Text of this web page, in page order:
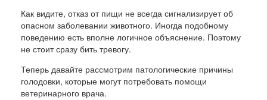
Как видите, отказ от пищи не всегда сигнализирует об
опасном заболевании животного. Иногда подобному
поведению есть вполне логичное объяснение. Поэтому
не стоит сразу бить тревогу.
Теперь давайте рассмотрим патологические причины
голодовки, которые могут потребовать помощи
ветеринарного врача.